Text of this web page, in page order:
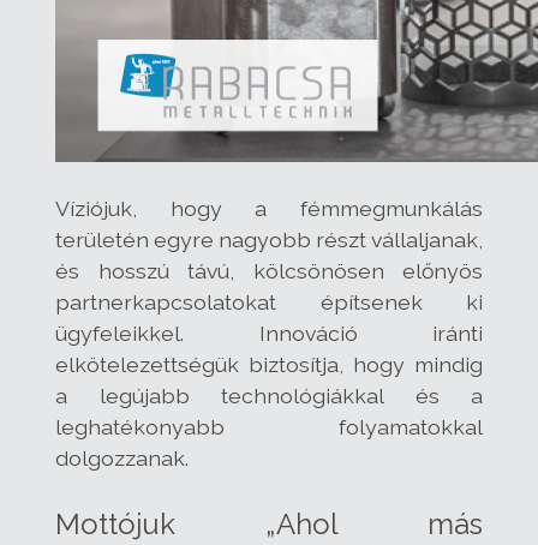
Víziójuk, hogy a fémmegmunkálás
területén egyre nagyobb részt vállaljanak,
és hosszú távú, kölcsönösen előnyös
partnerkapcsolatokat építsenek ki
ügyfeleikkel. Innováció iránti
elkötelezettségük biztosítja, hogy mindig
a legújabb technológiákkal és a
leghatékonyabb folyamatokkal
dolgozzanak.
Mottójuk „Ahol más